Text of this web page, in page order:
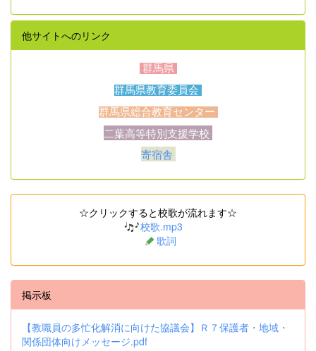
他サイトへのリンク
群馬県
群馬県教育委員会
群馬県総合教育センター
二葉高等特別支援学校
寄宿舎
☆クリックすると校歌が流れます☆
校歌.mp3
歌詞
掲示板
【教職員の多忙化解消に向けた協議会】Ｒ７保護者・地域・
関係団体向けメッセージ.pdf